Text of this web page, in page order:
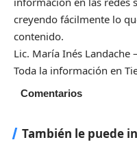
creyendo fácilmente lo
contenido.
Lic. María Inés Landache
Toda la información en
Comentarios
También le puede